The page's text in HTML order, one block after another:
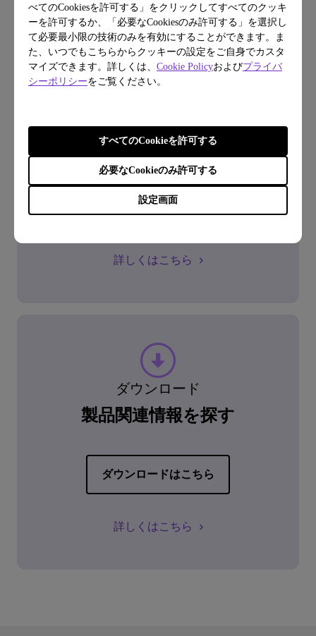
べてのCookiesを許可する」をクリックしてすべてのクッキ
ーを許可するか、「必要なCookiesのみ許可する」を選択し
て必要最小限の技術のみを有効にすることができます。ま
た、いつでもこちらからクッキーの設定をご自身でカスタ
マイズできます。詳しくは、 Cookie Policyおよびプライバ
シーポリシーをご覧ください。
設定画面
必要なCookieのみ許可する
すべてのCookieを許可する
よくある質問から探す
FAQはこちら
詳しくはこちら
ダウンロード
製品関連情報を探す
ダウンロードはこちら
詳しくはこちら